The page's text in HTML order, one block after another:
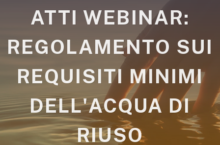
ATTI WEBINAR:
REGOLAMENTO SUI
REQUISITI MINIMI
DELL'ACQUA DI
RIUSO